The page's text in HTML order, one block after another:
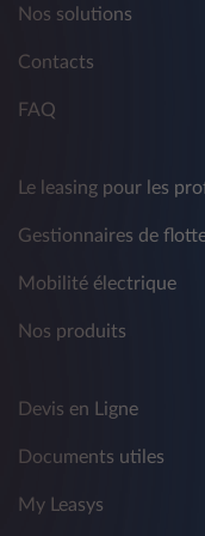
et/ou à
directe ou de
interactive sur
activités
refus de
l'exécution
référence aux
5).
2)
Nos solutions
Contacts
FAQ
Le leasing pour les
Gestionnaires de
Mobilité électrique
Nos produits
Devis en Ligne
Documents utiles
My Leasys